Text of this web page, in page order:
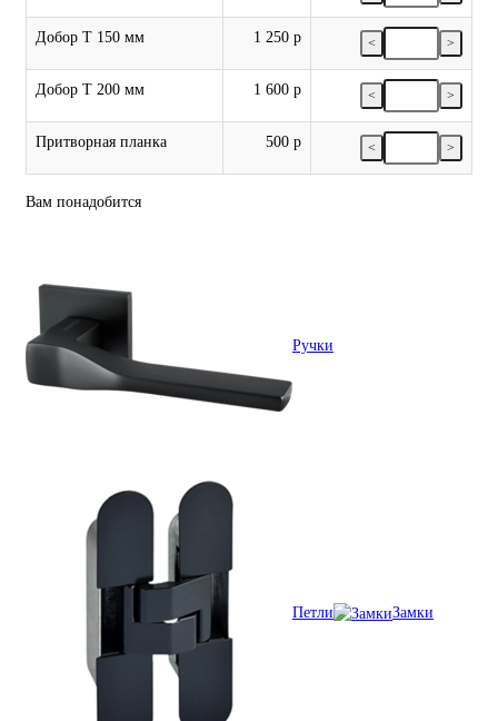
Добор Т 150 мм 1 250 р < >
Добор Т 200 мм 1 600 р < >
Притворная планка 500 р < >
Вам понадобится
Ручки
Петли Замки